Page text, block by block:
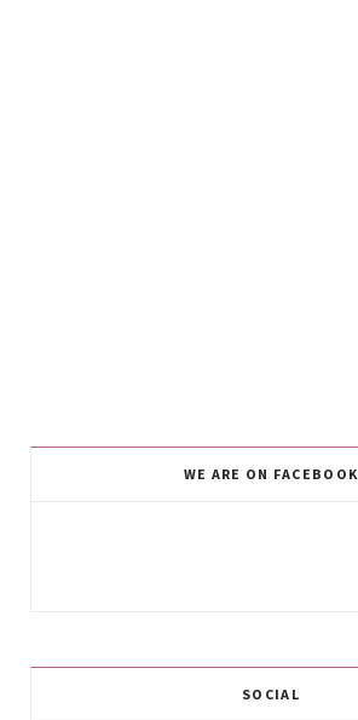
WE ARE ON FACEBOOK
SOCIAL